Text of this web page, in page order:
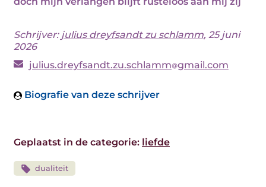
Schrijver: julius dreyfsandt zu schlamm, 25 juni
2026
julius.dreyfsandt.zu.schlamm gmail.com
Biografie van deze schrijver
Geplaatst in de categorie: liefde
dualiteit